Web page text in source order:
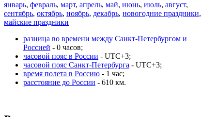
январь, февраль, март, апрель, май, июнь, июль, август,
сентябрь, октябрь, ноябрь, декабрь, новогодние праздники,
майские праздники
разница во времени между Санкт-Петербургом и
Россией - 0 часов;
часовой пояс в России - UTC+3;
часовой пояс Санкт-Петербурга - UTC+3;
время полета в Россию - 1 час;
расстояние до России - 610 км.